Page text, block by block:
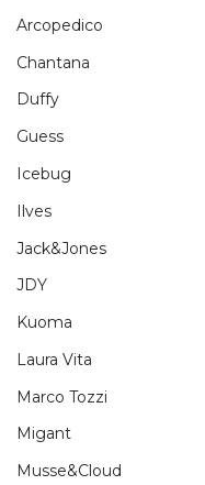
Arcopedico
Chantana
Duffy
Guess
Icebug
Ilves
Jack&Jones
JDY
Kuoma
Laura Vita
Marco Tozzi
Migant
Musse&Cloud